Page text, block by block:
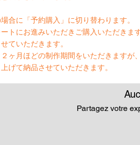
合に「予約購入」に切り替わります。
トにお進みいただきご購入いただきま
ていただきます。
ヶ月ほどの制作期間をいただきますが、
げて納品させていただきます。
Partagez votre